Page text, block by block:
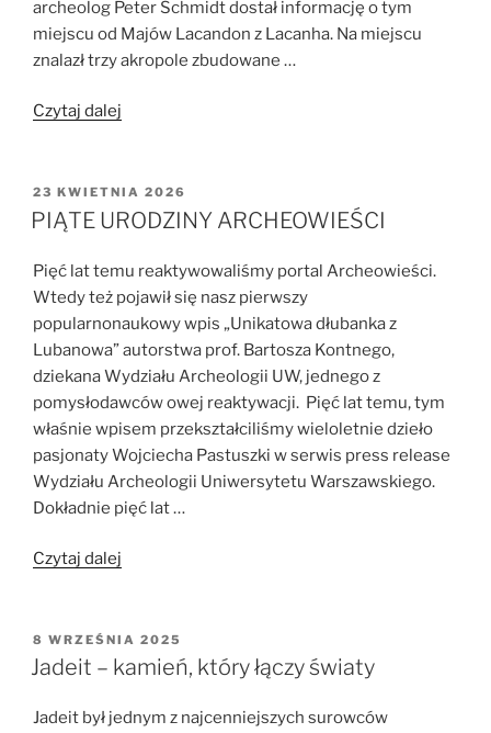
archeolog Peter Schmidt dostał informację o tym
miejscu od Majów Lacandon z Lacanha. Na miejscu
znalazł trzy akropole zbudowane …
Czytaj dalej
I:
Zapomiane
Majów
Plan
de
Ayutla”
OPUBLIKOWANE
W
23 KWIETNIA 2026
PIĄTE URODZINY ARCHEOWIEŚCI
Pięć lat temu reaktywowaliśmy portal Archeowieści.
Wtedy też pojawił się nasz pierwszy
popularnonaukowy wpis „Unikatowa dłubanka z
Lubanowa” autorstwa prof. Bartosza Kontnego,
dziekana Wydziału Archeologii UW, jednego z
pomysłodawców owej reaktywacji. Pięć lat temu, tym
właśnie wpisem przekształciliśmy wieloletnie dzieło
pasjonaty Wojciecha Pastuszki w serwis press release
Wydziału Archeologii Uniwersytetu Warszawskiego.
Dokładnie pięć lat …
Czytaj dalej
OPUBLIKOWANE
W
8 WRZEŚNIA 2025
Jadeit – kamień, który łączy światy
Jadeit był jednym z najcenniejszych surowców